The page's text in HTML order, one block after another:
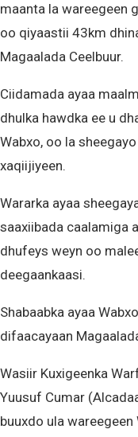
maanta la wareegeen
oo qiyaastii 43km
Magaalada Ceelbuur.
Ciidamada ayaa
dhulka hawdka ee u
Wabxo, oo la
xaqiijiyeen.
Wararka ayaa
saaxiibada caalamiga
dhufeys weyn oo
deegaankaasi.
Shabaabka ayaa
difaacayaan
Wasiir Kuxigeenka
Yuusuf Cumar
buuxdo ula wareegeen